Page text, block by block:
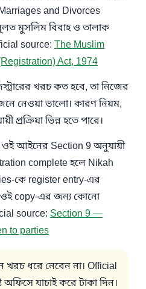
and Divorces
মুসলিম বিবাহ ও তালাক
source: The Muslim
Act, 1974
খরচ কত হবে, তা নিজের
নেওয়া ভালো। কারণ নিয়ম,
ভিন্ন হতে পারে।
ওই আইনের Section 9 অনুযায়ী
complete হলে Nikah
কে register entry-এর
ওই copy-এর জন্য কোনো
source: Section 9 —
to parties
ধরে নেবেন না। Official
অফিসে যাচাই করে টাকা দিন।